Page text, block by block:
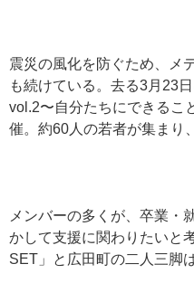
震災の風化を防ぐため、メ
も続けている。去る3月23
vol.2〜自分たちにできるこ
催。約60人の若者が集まり
メンバーの多くが、卒業・
かして支援に関わりたいと
SET」と広田町の二人三脚